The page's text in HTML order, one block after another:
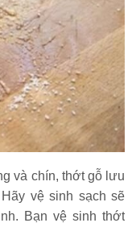
và chín, thớt gỗ lưu
vệ sinh sạch sẽ
Bạn vệ sinh thớt